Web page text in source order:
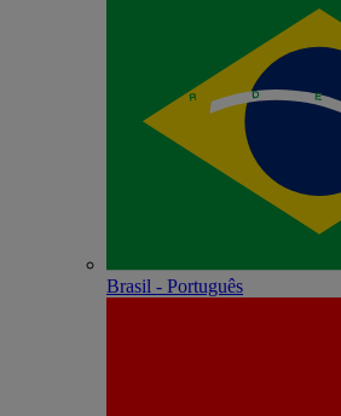
Brasil - Português